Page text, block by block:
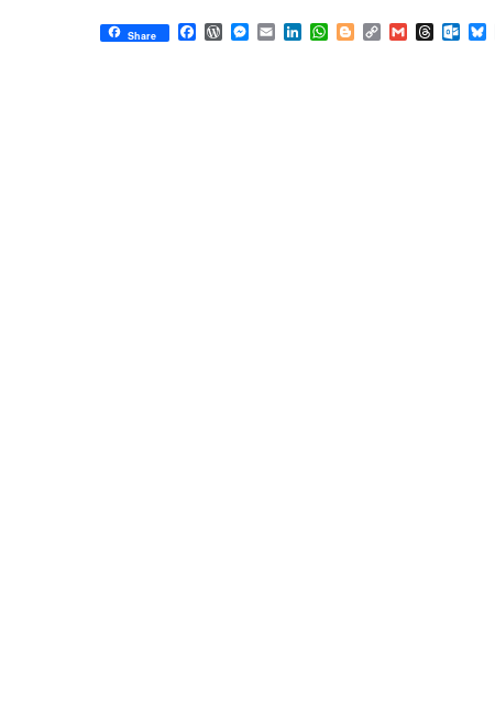
Share Facebook
WordPress
Messenger
EmailLinkedIn
WhatsApp
BloggerCopy
Link
Gmail